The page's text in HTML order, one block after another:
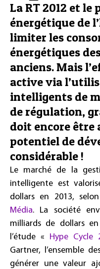
La RT 2012 et
énergétique de
limiter les
énergétiques
anciens. Mais
active via
intelligents de
de régulation,
doit encore être
potentiel de
considérable !
Le marché de la
intelligente est
dollars en 2013,
Média. La société
milliards de dollars
l’étude « Hype Cycle
Gartner, l’ensemble
générer une valeur